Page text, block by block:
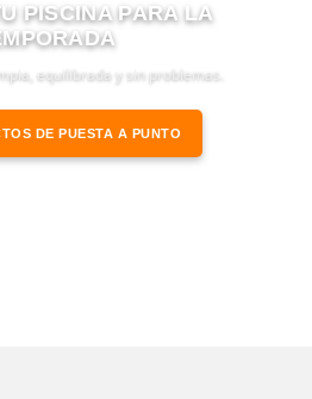
PISCINA PARA LA
equilibrada y sin problemas.
DE PUESTA A PUNTO